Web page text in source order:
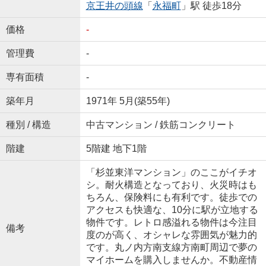
京王井の頭線 「 永福町」駅 徒歩18分
価格 -
管理費 -
専有面積 -
築年月 1971年 5月(築55年)
種別 / 構造 中古マンション / 鉄筋コンクリート
階建 5階建 地下1階
備考
「杉並東洋マンション」のここがイチオ
シ。耐火構造となっており、火災時はも
ちろん、保険料にも有利です。徒歩での
アクセスも快適な、10分に駅が立地する
物件です。レトロ感溢れる物件は今注目
度のが高く、オシャレな雰囲気が魅力的
です。丸ノ内方南支線方南町周辺で夢の
マイホームを購入しませんか。不動産情